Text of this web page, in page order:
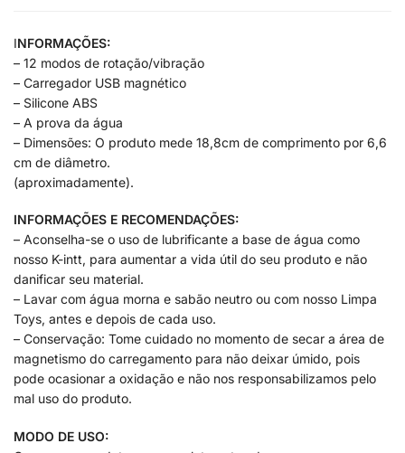
INFORMAÇÕES:
– 12 modos de rotação/vibração
– Carregador USB magnético
– Silicone ABS
– A prova da água
– Dimensões: O produto mede 18,8cm de comprimento por 6,6
cm de diâmetro.
(aproximadamente).
INFORMAÇÕES E RECOMENDAÇÕES:
– Aconselha-se o uso de lubrificante a base de água como
nosso K-intt, para aumentar a vida útil do seu produto e não
danificar seu material.
– Lavar com água morna e sabão neutro ou com nosso Limpa
Toys, antes e depois de cada uso.
– Conservação: Tome cuidado no momento de secar a área de
magnetismo do carregamento para não deixar úmido, pois
pode ocasionar a oxidação e não nos responsabilizamos pelo
mal uso do produto.
MODO DE USO: